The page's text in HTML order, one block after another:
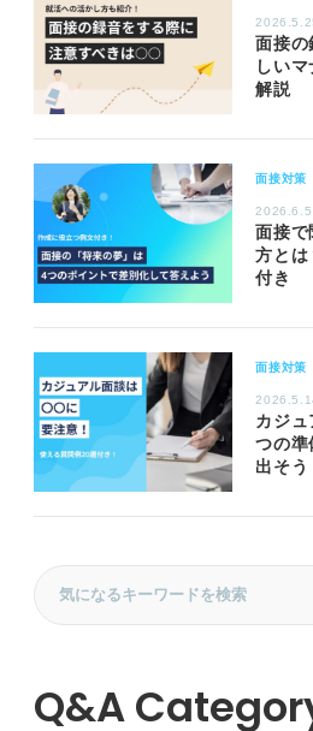
面接の
しい
解説
面接対策
2026.6.5
面接で
方とは
付き
面接対策
カジ
つの準
出そう